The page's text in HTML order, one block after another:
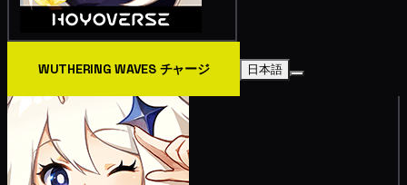
WUTHERING WAVES チャージ 日本語